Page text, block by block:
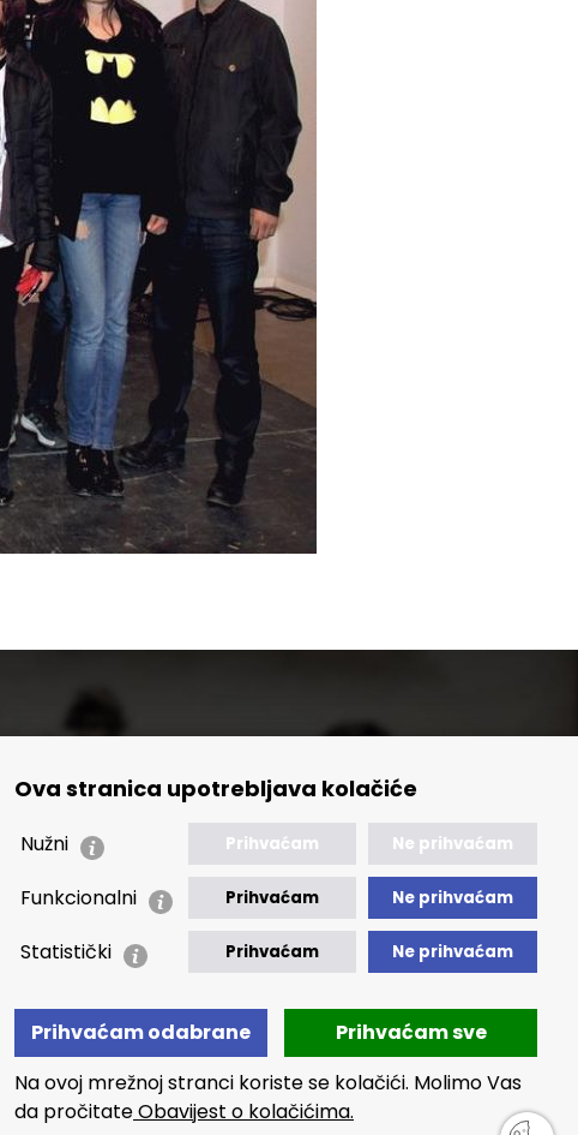
Ova stranica upotrebljava kolačiće
Nužni Prihvaćam Ne prihvaćam
Funkcionalni Prihvaćam Ne prihvaćam
Statistički Prihvaćam Ne prihvaćam
Prihvaćam odabrane
Prihvaćam sve
Na ovoj mrežnoj stranci koriste se kolačići. Molimo Vas
da pročitateObavijest o kolačićima.
🢒 Izvještaji
🢒 Izjava o pristupačnosti